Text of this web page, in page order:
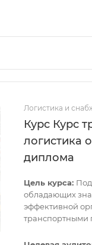
Логистика и
Курс Курс
логистика
диплома
Цель курса:
обладающих
эффективной
транспортными